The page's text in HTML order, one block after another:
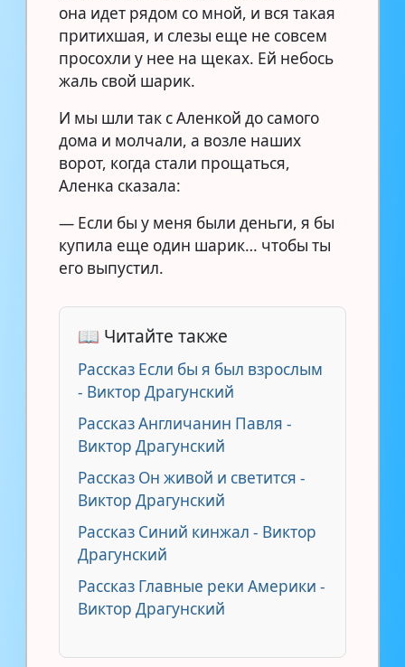
она идет рядом со мной, и вся такая
притихшая, и слезы еще не совсем
просохли у нее на щеках. Ей небось
жаль свой шарик.
И мы шли так с Аленкой до самого
дома и молчали, а возле наших
ворот, когда стали прощаться,
Аленка сказала:
— Если бы у меня были деньги, я бы
купила еще один шарик… чтобы ты
его выпустил.
📖 Читайте также
Рассказ Если бы я был взрослым
- Виктор Драгунский
Рассказ Англичанин Павля -
Виктор Драгунский
Рассказ Он живой и светится -
Виктор Драгунский
Рассказ Синий кинжал - Виктор
Драгунский
Рассказ Главные реки Америки -
Виктор Драгунский